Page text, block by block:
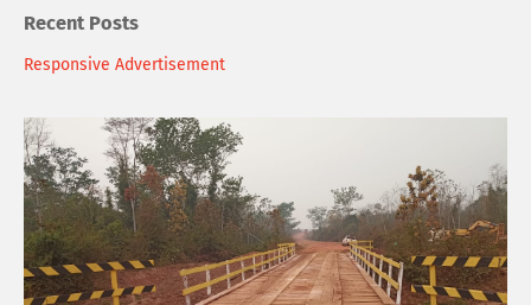
Recent Posts
Responsive Advertisement